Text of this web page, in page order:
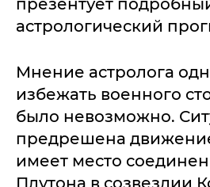
презентует
астрологический
Мнение астролога
избежать военного
было невозможно.
предрешена
имеет место
Плутона в созвездии